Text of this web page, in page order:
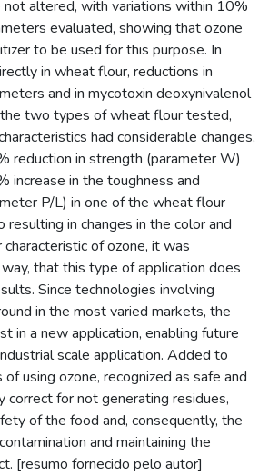
not altered, with variations within 10%
evaluated, showing that ozone
to be used for this purpose. In
in wheat flour, reductions in
and in mycotoxin deoxynivalenol
two types of wheat flour tested,
had considerable changes,
reduction in strength (parameter W)
increase in the toughness and
P/L) in one of the wheat flour
in changes in the color and
of ozone, it was
that this type of application does
Since technologies involving
in the most varied markets, the
in a new application, enabling future
scale application. Added to
using ozone, recognized as safe and
correct for not generating residues,
of the food and, consequently, the
and maintaining the
[resumo fornecido pelo autor]